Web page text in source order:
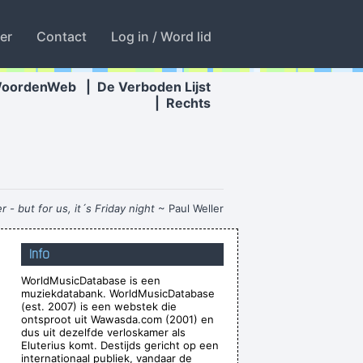
Contact Log in / Word lid
De Verboden Lijst
Rechts
- but for us, it´s Friday night ~ Paul Weller
me while I kiss the sky~ Jimi Hendrix
about rock & roll now ...
things off then put them in other places
format, but at the same time all of the
you couldn't do that.~ Mark Hollis
Waar zijn die handen!?~ Regi Penxten
Info
WorldMusicDatabase is een
muziekdatabank. WorldMusicDatabase
(est. 2007) is een webstek die
ontsproot uit Wawasda.com (2001) en
dus uit dezelfde verloskamer als
Eluterius komt. Destijds gericht op een
internationaal publiek, vandaar de